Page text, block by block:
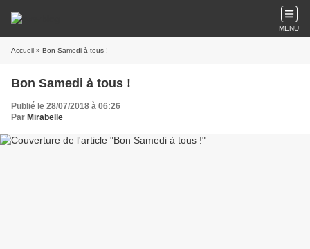
MENU
Accueil » Bon Samedi à tous !
Bon Samedi à tous !
Publié le 28/07/2018 à 06:26
Par Mirabelle